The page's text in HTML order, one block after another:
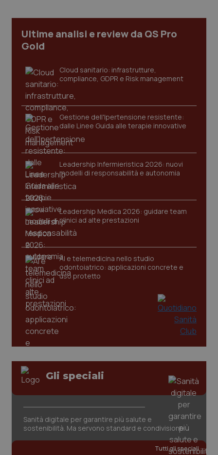
Ultime analisi e review da QS Pro
Gold
Cloud sanitario: infrastrutture,
compliance, GDPR e Risk management
Gestione dell'Ipertensione resistente:
dalle Linee Guida alle terapie innovative
Leadership Infermieristica 2026: nuovi
modelli di responsabilità e autonomia
Leadership Medica 2026: guidare team
clinici ad alte prestazioni
AI e telemedicina nello studio
odontoiatrico: applicazioni concrete e
uso protetto
Gli speciali
Sanità digitale per garantire più salute e
sostenibilità. Ma servono standard e condivisione
Tutti gli speciali
CookieScriptConsent
CookieScript
tracking-sites-ironfish-
tracking-enable
www.quotidianosanita.it
tracking-sites-ironfish-
session-id
www.quotidianosanita.it